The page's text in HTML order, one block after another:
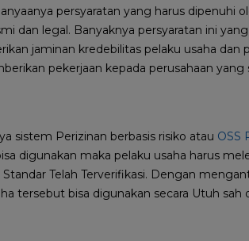
persyaratan yang harus dipenuhi
dan legal. Banyaknya persyaratan ini
jaminan kredebilitas pelaku usaha dan
pekerjaan kepada perusahaan
sistem Perizinan berbasis risiko atau OSS
digunakan maka pelaku usaha harus
Telah Terverifikasi. Dengan
tersebut bisa digunakan secara Utuh sah